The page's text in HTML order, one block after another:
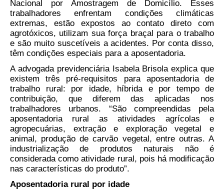
Nacional por Amostragem de Domicílio. Esses
trabalhadores enfrentam condições climáticas
extremas, estão expostos ao contato direto com
agrotóxicos, utilizam sua força braçal para o trabalho
e são muito suscetíveis a acidentes. Por conta disso,
têm condições especiais para a aposentadoria.
A advogada previdenciária Isabela Brisola explica que
existem três pré-requisitos para aposentadoria de
trabalho rural: por idade, híbrida e por tempo de
contribuição, que diferem das aplicadas nos
trabalhadores urbanos. “São compreendidas pela
aposentadoria rural as atividades agrícolas e
agropecuárias, extração e exploração vegetal e
animal, produção de carvão vegetal, entre outras. A
industrialização de produtos naturais não é
considerada como atividade rural, pois há modificação
nas características do produto”.
Aposentadoria rural por idade